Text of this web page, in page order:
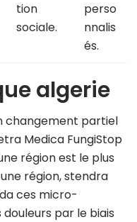
tion
sociale.
perso
nnalis
és.
algerie
changement partiel
Medica FungiStop
région est le plus
région, stendra
ces micro-
par le biais